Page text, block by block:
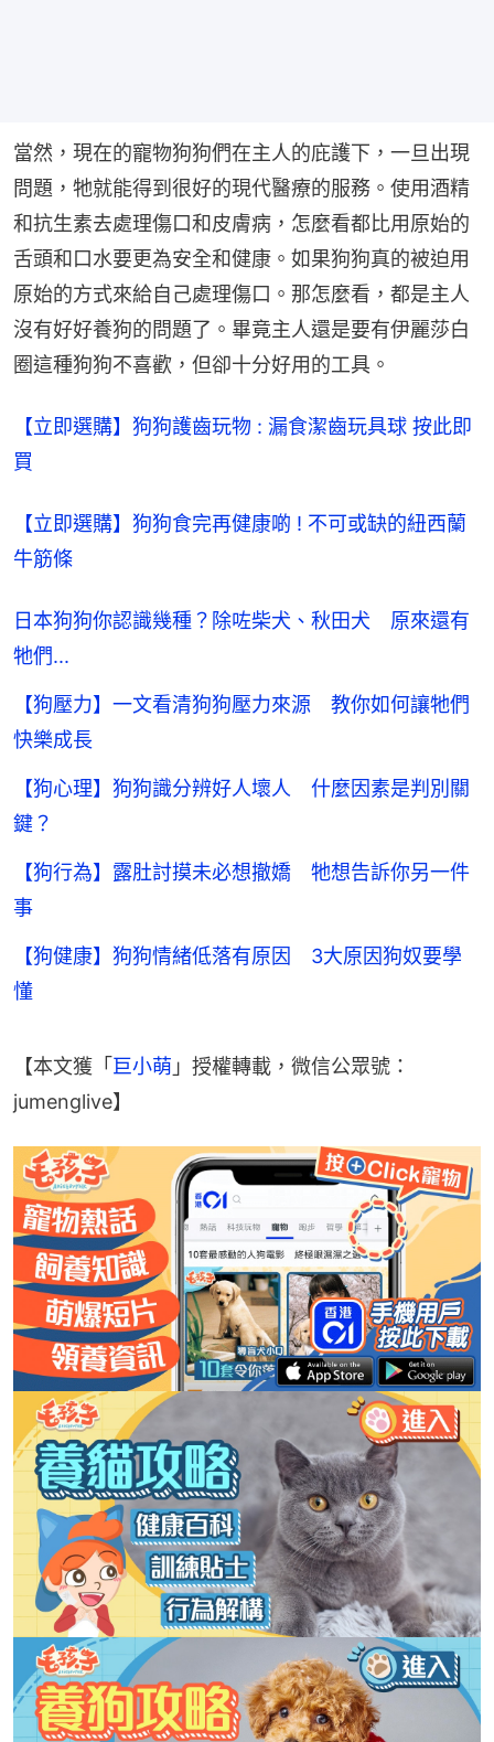
當然，現在的寵物狗狗們在主人的庇護下，一旦出現
問題，牠就能得到很好的現代醫療的服務。使用酒精
和抗生素去處理傷口和皮膚病，怎麼看都比用原始的
舌頭和口水要更為安全和健康。如果狗狗真的被迫用
原始的方式來給自己處理傷口。那怎麼看，都是主人
沒有好好養狗的問題了。畢竟主人還是要有伊麗莎白
圈這種狗狗不喜歡，但卻十分好用的工具。
【立即選購】狗狗護齒玩物 : 漏食潔齒玩具球 按此即
買
【立即選購】狗狗食完再健康啲 ! 不可或缺的紐西蘭
牛筋條
日本狗狗你認識幾種？除咗柴犬、秋田犬 原來還有
牠們...
【狗壓力】一文看清狗狗壓力來源 教你如何讓牠們
快樂成長
【狗心理】狗狗識分辨好人壞人 什麼因素是判別關
鍵？
【狗行為】露肚討摸未必想撤嬌 牠想告訴你另一件
事
【狗健康】狗狗情緒低落有原因 3大原因狗奴要學
懂
【本文獲「巨小萌 」授權轉載，微信公眾號：
jumenglive】